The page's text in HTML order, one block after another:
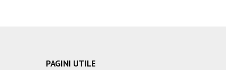
PAGINI UTILE